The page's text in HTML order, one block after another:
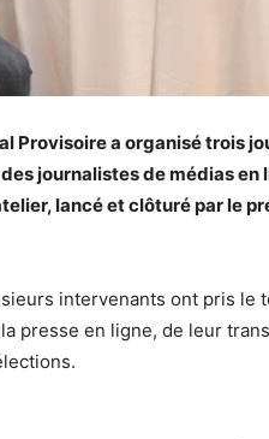
Provisoire a organisé trois
journalistes de médias
lancé et clôturé par le
intervenants ont pris le
presse en ligne, de leur